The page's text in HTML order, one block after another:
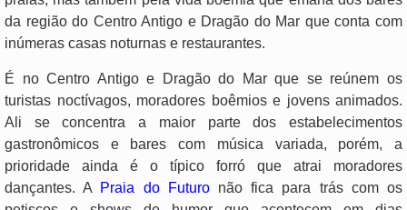
da região do Centro Antigo e Dragão do Mar que conta com
inúmeras casas noturnas e restaurantes.
É no Centro Antigo e Dragão do Mar que se reúnem os
turistas noctívagos, moradores boêmios e jovens animados.
Ali se concentra a maior parte dos estabelecimentos
gastronômicos e bares com música variada, porém, a
prioridade ainda é o típico forró que atrai moradores
dançantes. A Praia do Futuronão fica para trás com os